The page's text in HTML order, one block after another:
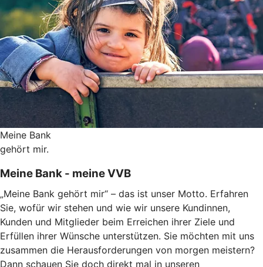
Meine Bank
gehört mir.
Meine Bank - meine VVB
„Meine Bank gehört mir“ – das ist unser Motto. Erfahren
Sie, wofür wir stehen und wie wir unsere Kundinnen,
Kunden und Mitglieder beim Erreichen ihrer Ziele und
Erfüllen ihrer Wünsche unterstützen. Sie möchten mit uns
zusammen die Herausforderungen von morgen meistern?
Dann schauen Sie doch direkt mal in unseren